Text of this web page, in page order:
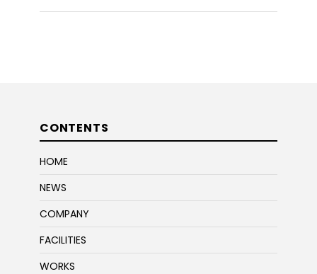
CONTENTS
HOME
NEWS
COMPANY
FACILITIES
WORKS